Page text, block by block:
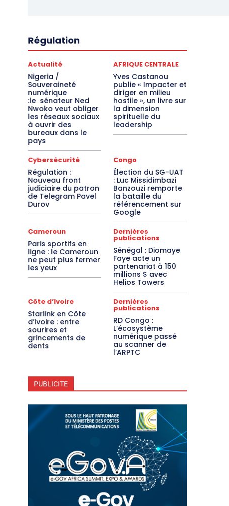
Régulation
Actualité
Nigeria /
Souveraineté
numérique
:le sénateur Ned
Nwoko veut obliger
les réseaux sociaux
à ouvrir des
bureaux dans le
pays
AFRIQUE CENTRALE
Yves Castanou
publie « Impacter et
diriger en milieu
hostile », un livre sur
la dimension
spirituelle du
leadership
Cybersécurité
Régulation :
Nouveau front
judiciaire du patron
de Telegram Pavel
Durov
Congo
Élection du SG-UAT
: Luc Missidimbazi
Banzouzi remporte
la bataille du
référencement sur
Google
Cameroun
Paris sportifs en
ligne : le Cameroun
ne peut plus fermer
les yeux
Dernières
publications
Sénégal : Diomaye
Faye acte un
partenariat à 150
millions $ avec
Helios Towers
Côte d’Ivoire
Starlink en Côte
d’Ivoire : entre
sourires et
grincements de
dents
Dernières
publications
RD Congo :
L’écosystème
numérique passé
au scanner de
l’ARPTC
PUBLICITE